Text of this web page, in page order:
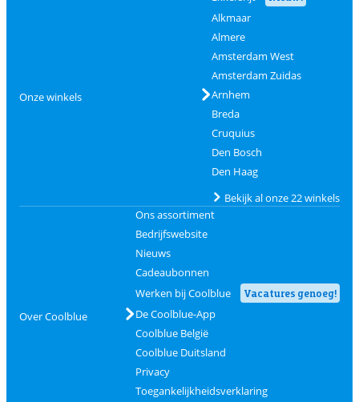
Onze winkels
Alkmaar
Almere
Amsterdam West
Amsterdam Zuidas
Arnhem
Breda
Cruquius
Den Bosch
Den Haag
Bekijk al onze 22 winkels
Over Coolblue
Ons assortiment
Bedrijfswebsite
Nieuws
Cadeaubonnen
Werken bij Coolblue
Vacatures genoeg!
De Coolblue-App
Coolblue België
Coolblue Duitsland
Privacy
Toegankelijkheidsverklaring